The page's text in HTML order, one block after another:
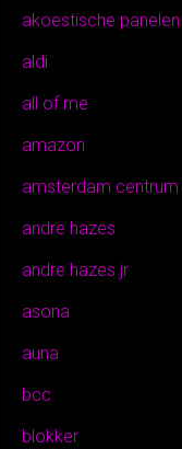
akoestische panelen
aldi
all of me
amazon
amsterdam centrum
andre hazes
andre hazes jr
asona
auna
bcc
blokker